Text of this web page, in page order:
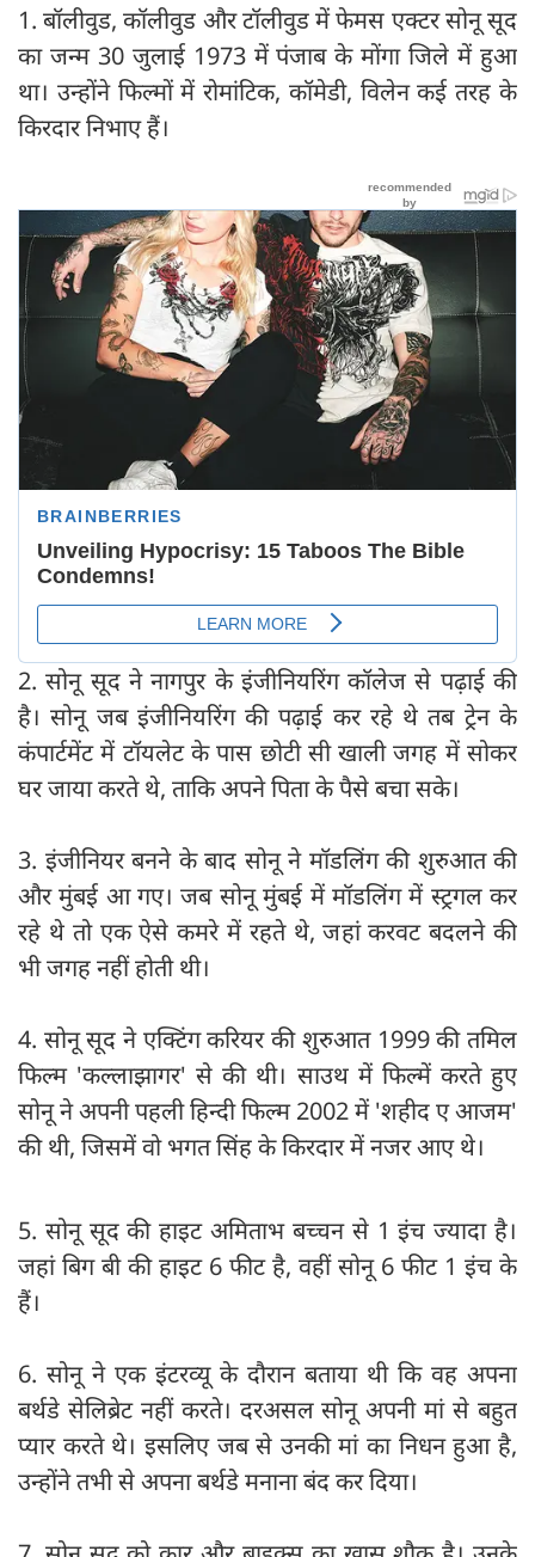
1. बॉलीवुड, कॉलीवुड और टॉलीवुड में फेमस एक्टर सोनू सूद
का जन्म 30 जुलाई 1973 में पंजाब के मोंगा जिले में हुआ
था। उन्होंने फिल्मों में रोमांटिक, कॉमेडी, विलेन कई तरह के
किरदार निभाए हैं।
2. सोनू सूद ने नागपुर के इंजीनियरिंग कॉलेज से पढ़ाई की
है। सोनू जब इंजीनियरिंग की पढ़ाई कर रहे थे तब ट्रेन के
कंपार्टमेंट में टॉयलेट के पास छोटी सी खाली जगह में सोकर
घर जाया करते थे, ताकि अपने पिता के पैसे बचा सके।
3. इंजीनियर बनने के बाद सोनू ने मॉडलिंग की शुरुआत की
और मुंबई आ गए। जब सोनू मुंबई में मॉडलिंग में स्ट्रगल कर
रहे थे तो एक ऐसे कमरे में रहते थे, जहां करवट बदलने की
भी जगह नहीं होती थी।
4. सोनू सूद ने एक्टिंग करियर की शुरुआत 1999 की तमिल
फिल्म 'कल्लाझागर' से की थी। साउथ में फिल्में करते हुए
सोनू ने अपनी पहली हिन्दी फिल्म 2002 में 'शहीद ए आजम'
की थी, जिसमें वो भगत सिंह के किरदार में नजर आए थे।
5. सोनू सूद की हाइट अमिताभ बच्चन से 1 इंच ज्यादा है।
जहां बिग बी की हाइट 6 फीट है, वहीं सोनू 6 फीट 1 इंच के
हैं।
6. सोनू ने एक इंटरव्यू के दौरान बताया थी कि वह अपना
बर्थडे सेलिब्रेट नहीं करते। दरअसल सोनू अपनी मां से बहुत
प्यार करते थे। इसलिए जब से उनकी मां का निधन हुआ है,
उन्होंने तभी से अपना बर्थडे मनाना बंद कर दिया।